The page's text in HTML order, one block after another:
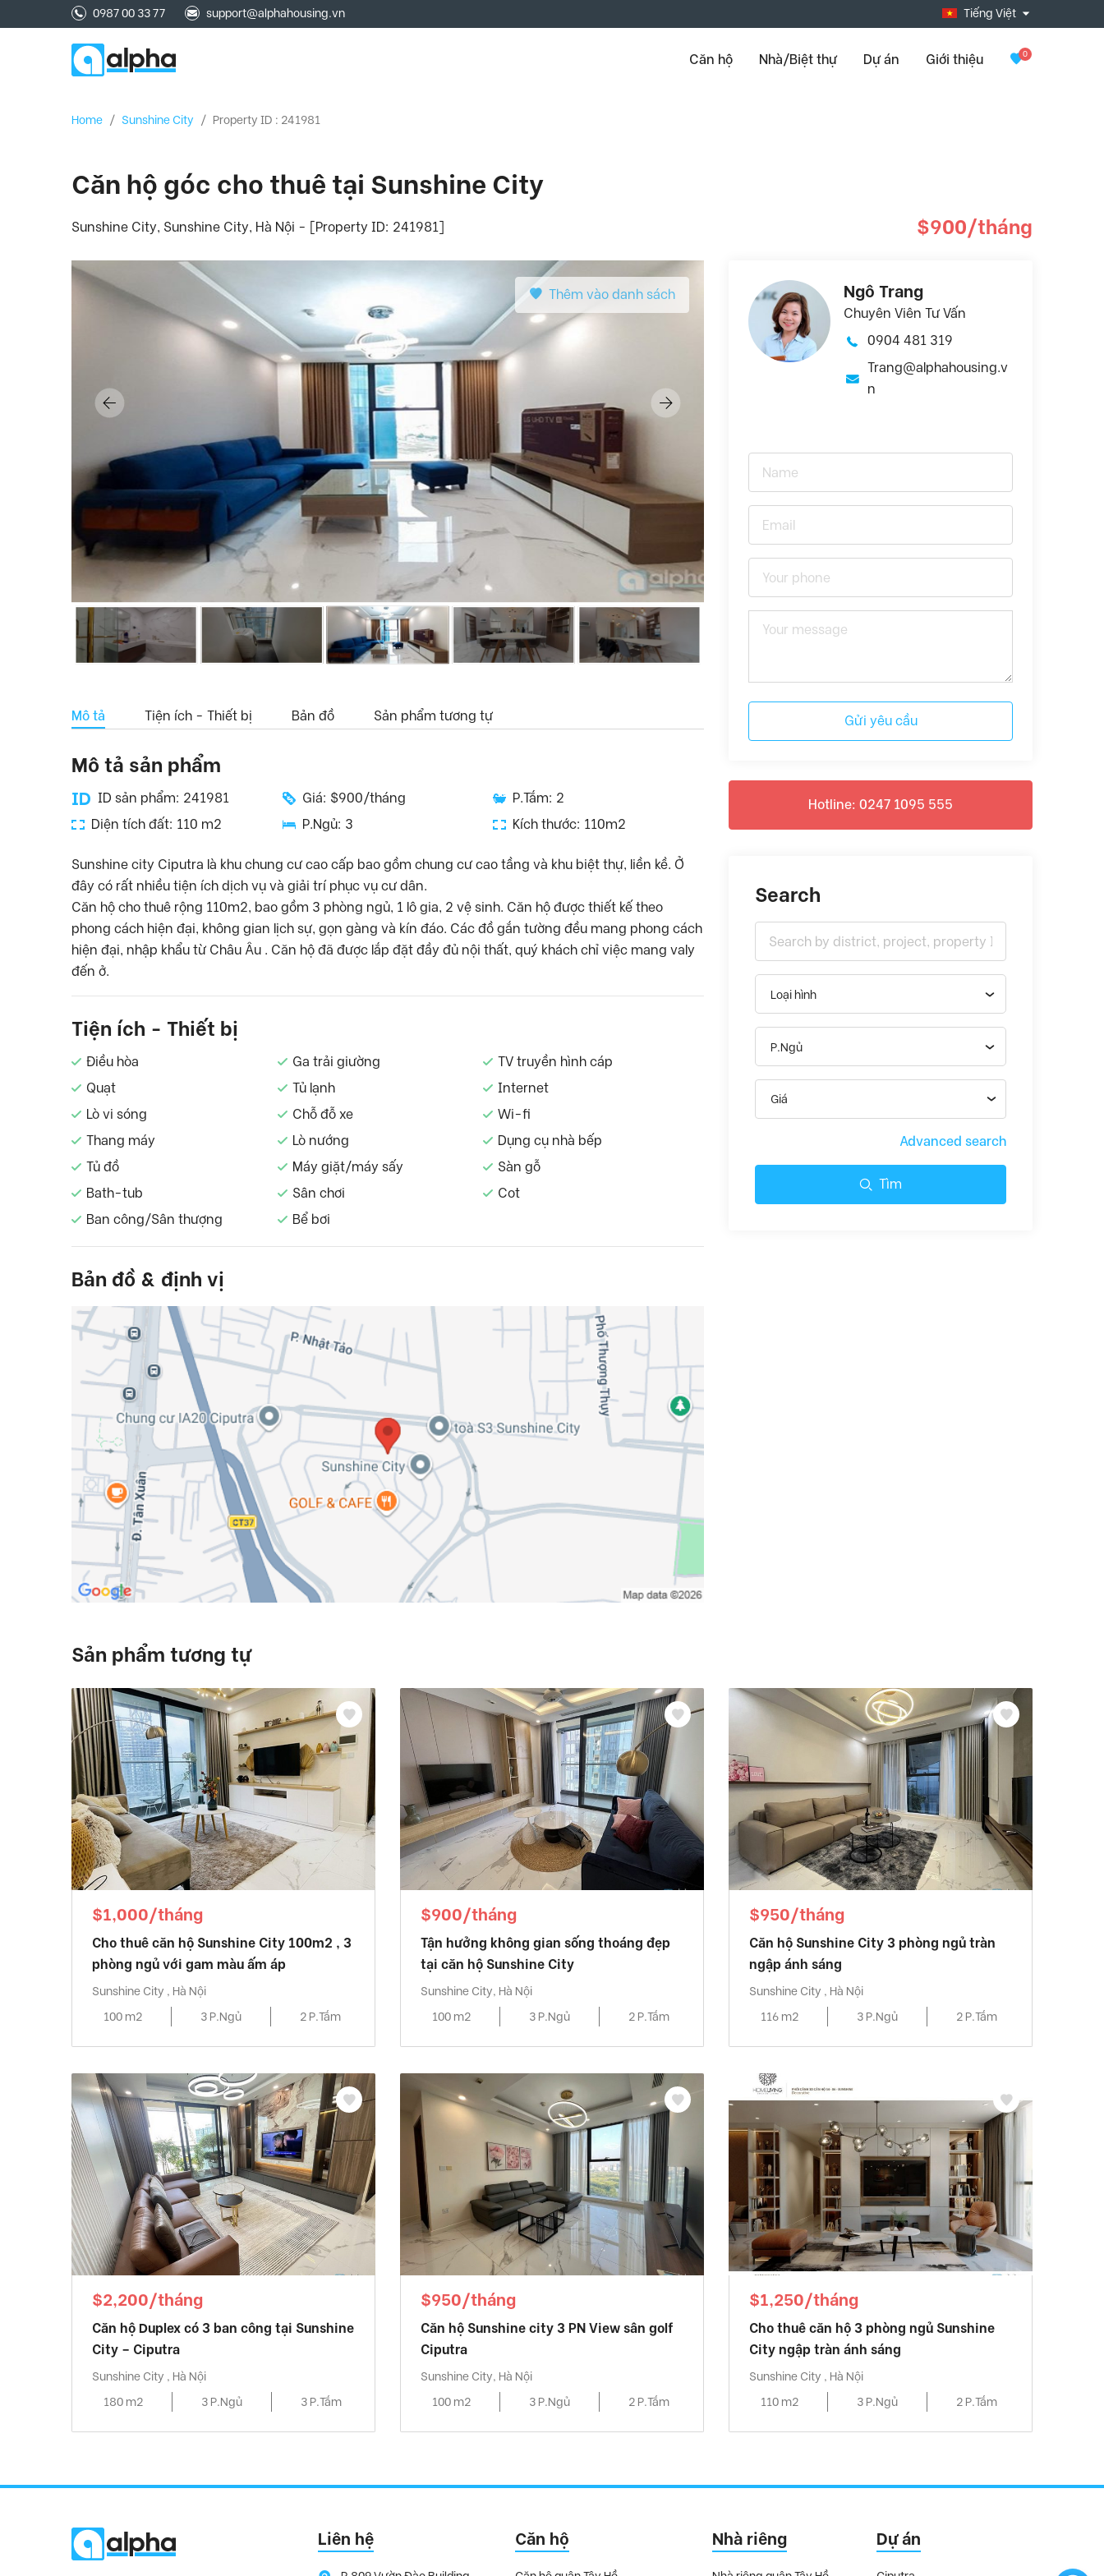
0987 00 33 77 support@alphahousing.vn Tiếng Việt
Căn hộ Nhà/Biệt thự Dự án Giới thiệu 0
Home / Sunshine City / Property ID : 241981
Căn hộ góc cho thuê tại Sunshine City
Sunshine City, Sunshine City, Hà Nội - [Property ID: 241981] $900/tháng
Thêm vào danh sách
Mô tả Tiện ích - Thiết bị Bản đồ Sản phẩm tương tự
Mô tả sản phẩm
ID sản phẩm: 241981 Giá: $900/tháng
P.Tắm: 2
Diện tích đất: 110 m2
P.Ngủ: 3 Kích thước: 110m2
Sunshine city Ciputra là khu chung cư cao cấp bao gồm chung cư cao tầng và khu biệt thự, liền kề. Ở
đây có rất nhiều tiện ích dịch vụ và giải trí phục vụ cư dân.
Căn hộ cho thuê rộng 110m2, bao gồm 3 phòng ngủ, 1 lô gia, 2 vệ sinh. Căn hộ được thiết kế theo
phong cách hiện đại, không gian lịch sự, gọn gàng và kín đáo. Các đồ gắn tường đều mang phong cách
hiện đại, nhập khẩu từ Châu Âu . Căn hộ đã được lắp đặt đầy đủ nội thất, quý khách chỉ việc mang valy
đến ở.
Tiện ích - Thiết bị
Điều hòa Ga trải giường
TV truyền hình cáp
Quạt
Tủ lạnh
Internet
Lò vi sóng
Chỗ đỗ xe
Wi-fi
Thang máy
Lò nướng
Dụng cụ nhà bếp
Tủ đồ
Máy giặt/máy sấy
Sàn gỗ
Bath-tub
Sân chơi
Cot
Ban công/Sân thượng
Bể bơi
Bản đồ & định vị
Ngô Trang
Chuyên Viên Tư Vấn
0904 481 319
Trang@alphahousing.v
n
Gửi yêu cầu
Hotline: 0247 1095 555
Search
Loại hình
P.Ngủ
Giá
Advanced search
Tìm
Sản phẩm tương tự
$1,000/tháng
Cho thuê căn hộ Sunshine City 100m2 , 3
phòng ngủ với gam màu ấm áp
Sunshine City , Hà Nội
100 m2
3 P.Ngủ 2 P.Tắm
$900/tháng
Tận hưởng không gian sống thoáng đẹp
tại căn hộ Sunshine City
Sunshine City, Hà Nội
100 m2
3 P.Ngủ 2 P.Tắm
$950/tháng
Căn hộ Sunshine City 3 phòng ngủ tràn
ngập ánh sáng
Sunshine City , Hà Nội
116 m2
3 P.Ngủ 2 P.Tắm
$2,200/tháng
Căn hộ Duplex có 3 ban công tại Sunshine
City – Ciputra
Sunshine City , Hà Nội
180 m2
3 P.Ngủ 3 P.Tắm
$950/tháng
Căn hộ Sunshine city 3 PN View sân golf
Ciputra
Sunshine City, Hà Nội
100 m2
3 P.Ngủ 2 P.Tắm
$1,250/tháng
Cho thuê căn hộ 3 phòng ngủ Sunshine
City ngập tràn ánh sáng
Sunshine City , Hà Nội
110 m2
3 P.Ngủ 2 P.Tắm
Liên hệ Căn hộ Nhà riêng Dự án